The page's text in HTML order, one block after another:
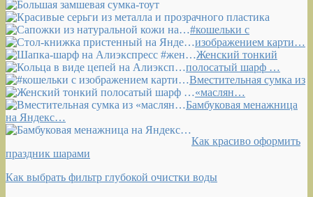
#кошельки с
изображением карти…
Женский тонкий
полосатый шарф …
Вместительная сумка из
«маслян…
Бамбуковая менажница
на Яндекс…
Как красиво оформить
праздник шарами
Как выбрать фильтр глубокой очистки воды